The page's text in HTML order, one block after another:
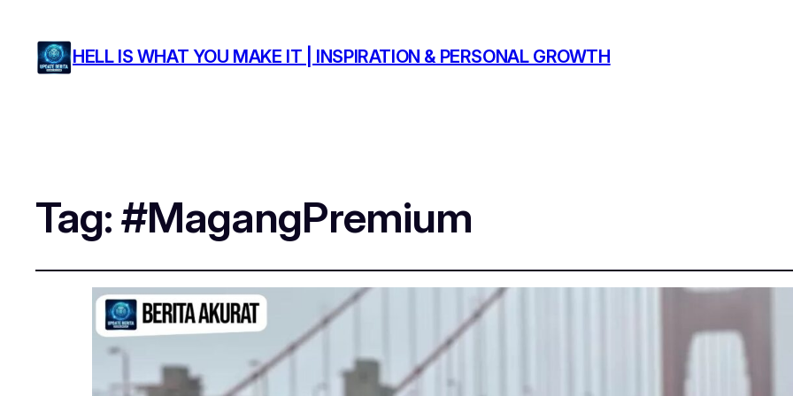
HELL IS WHAT YOU MAKE IT | INSPIRATION & PERSONAL GROWTH
Tag:#MagangPremium